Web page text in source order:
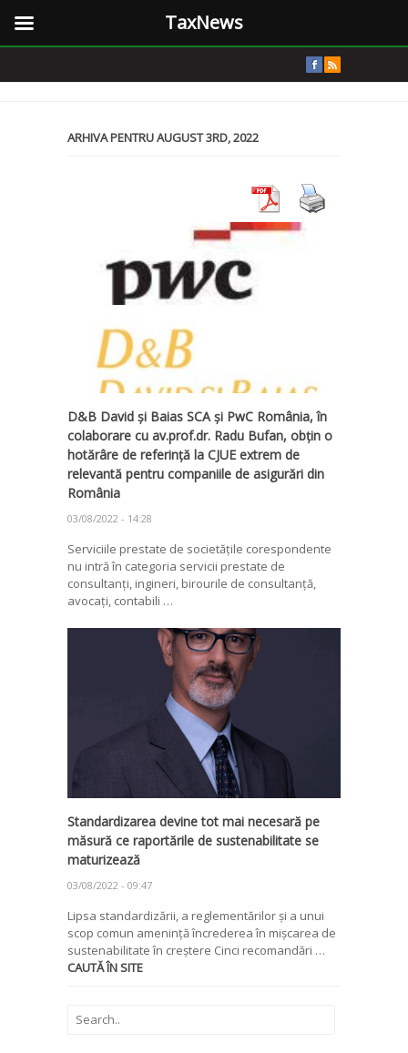
ARHIVA PENTRU AUGUST 3RD, 2022
D&B David și Baias SCA și PwC România, în
colaborare cu av.prof.dr. Radu Bufan, obțin o
hotărâre de referință la CJUE extrem de
relevantă pentru companiile de asigurări din
România
03/08/2022 - 14:28
Serviciile prestate de societățile corespondente
nu intră în categoria servicii prestate de
consultanți, ingineri, birourile de consultanță,
avocați, contabili …
Standardizarea devine tot mai necesară pe
măsură ce raportările de sustenabilitate se
maturizează
03/08/2022 - 09:47
Lipsa standardizării, a reglementărilor și a unui
scop comun amenință încrederea în mișcarea de
sustenabilitate în creștere Cinci recomandări …
CAUTĂ ÎN SITE
TaxNews